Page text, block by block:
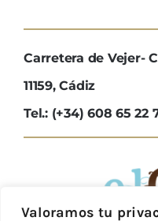
Valoramos tu
Carretera de Vejer-
11159, Cádiz
Tel.: (+34) 608 65 22